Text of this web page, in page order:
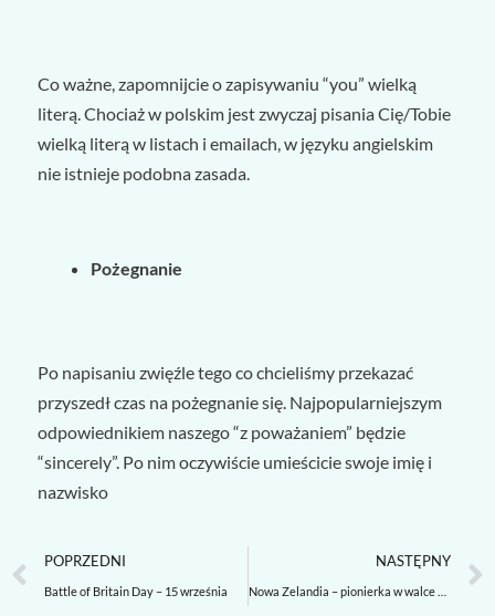
Co ważne, zapomnijcie o zapisywaniu “you” wielką
literą. Chociaż w polskim jest zwyczaj pisania Cię/Tobie
wielką literą w listach i emailach, w języku angielskim
nie istnieje podobna zasada.
Pożegnanie
Po napisaniu zwięźle tego co chcieliśmy przekazać
przyszedł czas na pożegnanie się. Najpopularniejszym
odpowiednikiem naszego “z poważaniem” będzie
“sincerely”. Po nim oczywiście umieścicie swoje imię i
nazwisko
Prev
POPRZEDNI
Battle of Britain Day – 15 września
NASTĘPNY